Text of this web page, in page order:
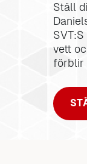
Ställ
vett
förblir